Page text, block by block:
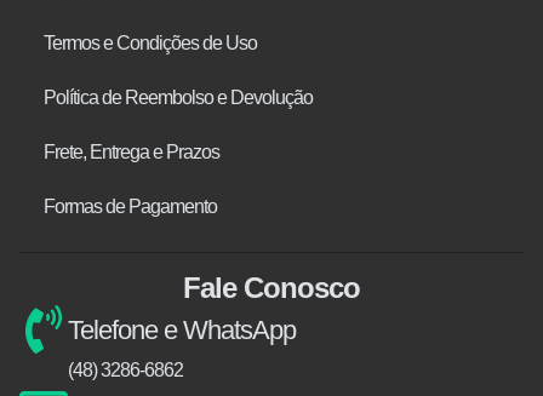
Termos e Condições de Uso
Política de Reembolso e Devolução
Frete, Entrega e Prazos
Formas de Pagamento
Fale Conosco
Telefone e WhatsApp
(48) 3286-6862